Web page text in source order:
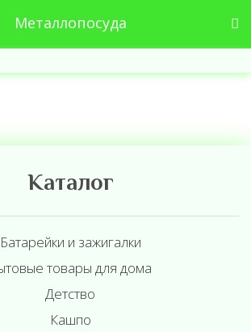
Металлопосуда
Каталог
Батарейки и зажигалки
товары для дома
Детство
Кашпо